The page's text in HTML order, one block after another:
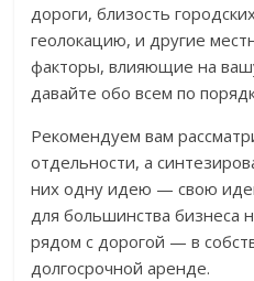
дороги, близость
геолокацию, и другие
факторы, влияющие на
давайте обо всем по
Рекомендуем вам
отдельности, а
них одну идею — свою
для большинства бизнеса
рядом с дорогой — в
долгосрочной аренде.